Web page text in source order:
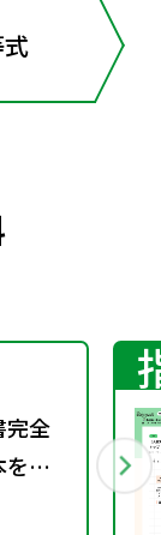
完全
し